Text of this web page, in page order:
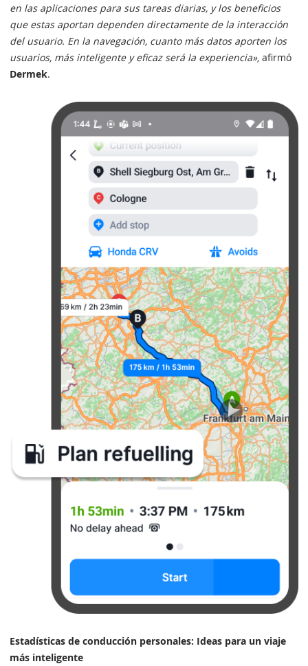
en las aplicaciones para sus tareas diarias, y los beneficios
que estas aportan dependen directamente de la interacción
del usuario. En la navegación, cuanto más datos aporten los
usuarios, más inteligente y eficaz será la experiencia», afirmó
Dermek.
Estadísticas de conducción personales: Ideas para un viaje
más inteligente